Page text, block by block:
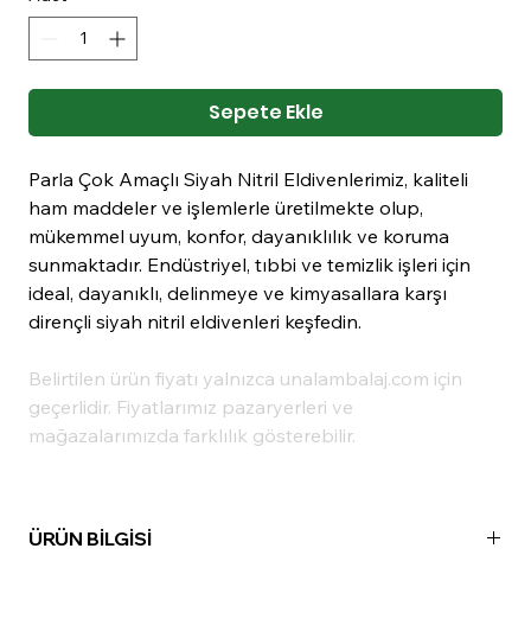
Sepete Ekle
Parla Çok Amaçlı Siyah Nitril Eldivenlerimiz, kaliteli
ham maddeler ve işlemlerle üretilmekte olup,
mükemmel uyum, konfor, dayanıklılık ve koruma
sunmaktadır. Endüstriyel, tıbbi ve temizlik işleri için
ideal, dayanıklı, delinmeye ve kimyasallara karşı
dirençli siyah nitril eldivenleri keşfedin.
Belirtilen ürün fiyatı yalnızca unalambalaj.com için
geçerlidir. Fiyatlarımız pazaryerleri ve
mağazalarımızda farklılık gösterebilir.
ÜRÜN BİLGİSİ